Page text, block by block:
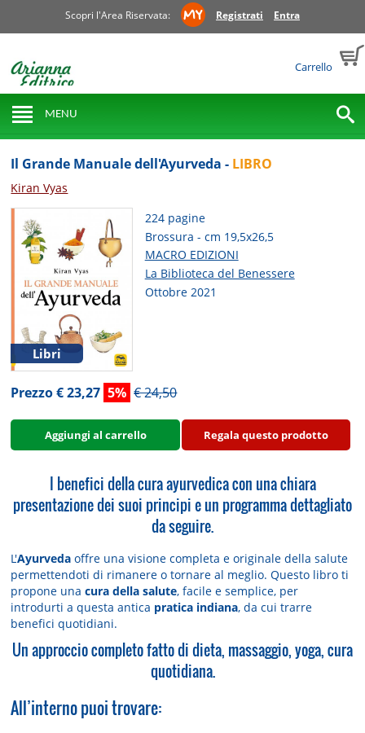
Scopri l'Area Riservata: Registrati Entra
Carrello
MENU
Il Grande Manuale dell'Ayurveda - LIBRO
Kiran Vyas
Libri
224 pagine
Brossura - cm 19,5x26,5
MACRO EDIZIONI
La Biblioteca del Benessere
Ottobre 2021
Prezzo € 23,27 5% € 24,50
Aggiungi al carrello Regala questo prodotto
I benefici della cura ayurvedica con una chiara
presentazione dei suoi principi e un programma dettagliato
da seguire.
L'Ayurveda offre una visione completa e originale della salute
permettendoti di rimanere o tornare al meglio. Questo libro ti
propone unacura della salute, facile e semplice, per
introdurti a questa antica pratica indiana, da cui trarre
benefici quotidiani.
Un approccio completo fatto di dieta, massaggio, yoga, cura
quotidiana.
All’interno puoi trovare: